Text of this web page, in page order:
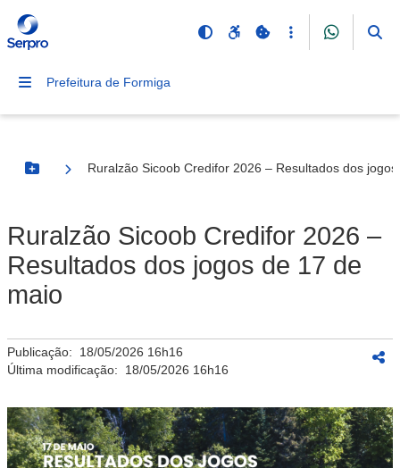
Prefeitura de Formiga
Botão Menu
Ruralzão Sicoob Credifor 2026 – Resultados dos
Ruralzão Sicoob Credifor 2026 –
Resultados dos jogos de 17 de
maio
Publicação: 18/05/2026 16h16
Última modificação: 18/05/2026 16h16